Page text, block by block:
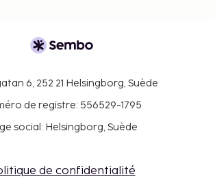
6, 252 21 Helsingborg, Suède
de registre: 556529-1795
social: Helsingborg, Suède
de confidentialité